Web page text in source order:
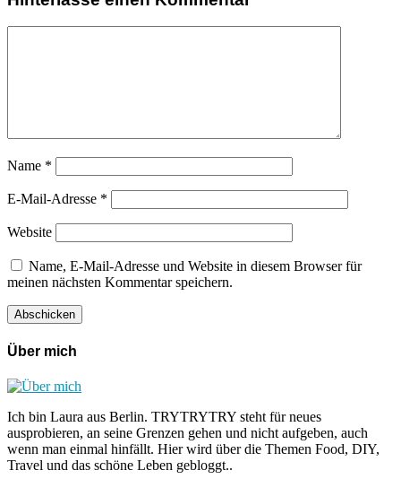
Name *
E-Mail-Adresse *
Website
Name, E-Mail-Adresse und Website in diesem Browser für
meinen nächsten Kommentar speichern.
Über mich
Ich bin Laura aus Berlin. TRYTRYTRY steht für neues
ausprobieren, an seine Grenzen gehen und nicht aufgeben, auch
wenn man einmal hinfällt. Hier wird über die Themen Food, DIY,
Travel und das schöne Leben gebloggt..